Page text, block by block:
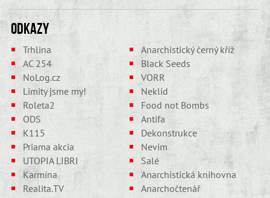
Odkazy
Trhlina
Anarchistický černý kříž
AC 254
Black Seeds
NoLog.cz
VORR
Limity jsme my!
Neklid
Roleta2
Food not Bombs
ODS
Antifa
K115
Dekonstrukce
Priama akcia
Nevim
UTOPIA LIBRI
Salé
Karmína
Anarchistická knihovna
Realita.TV
Anarchočtenář